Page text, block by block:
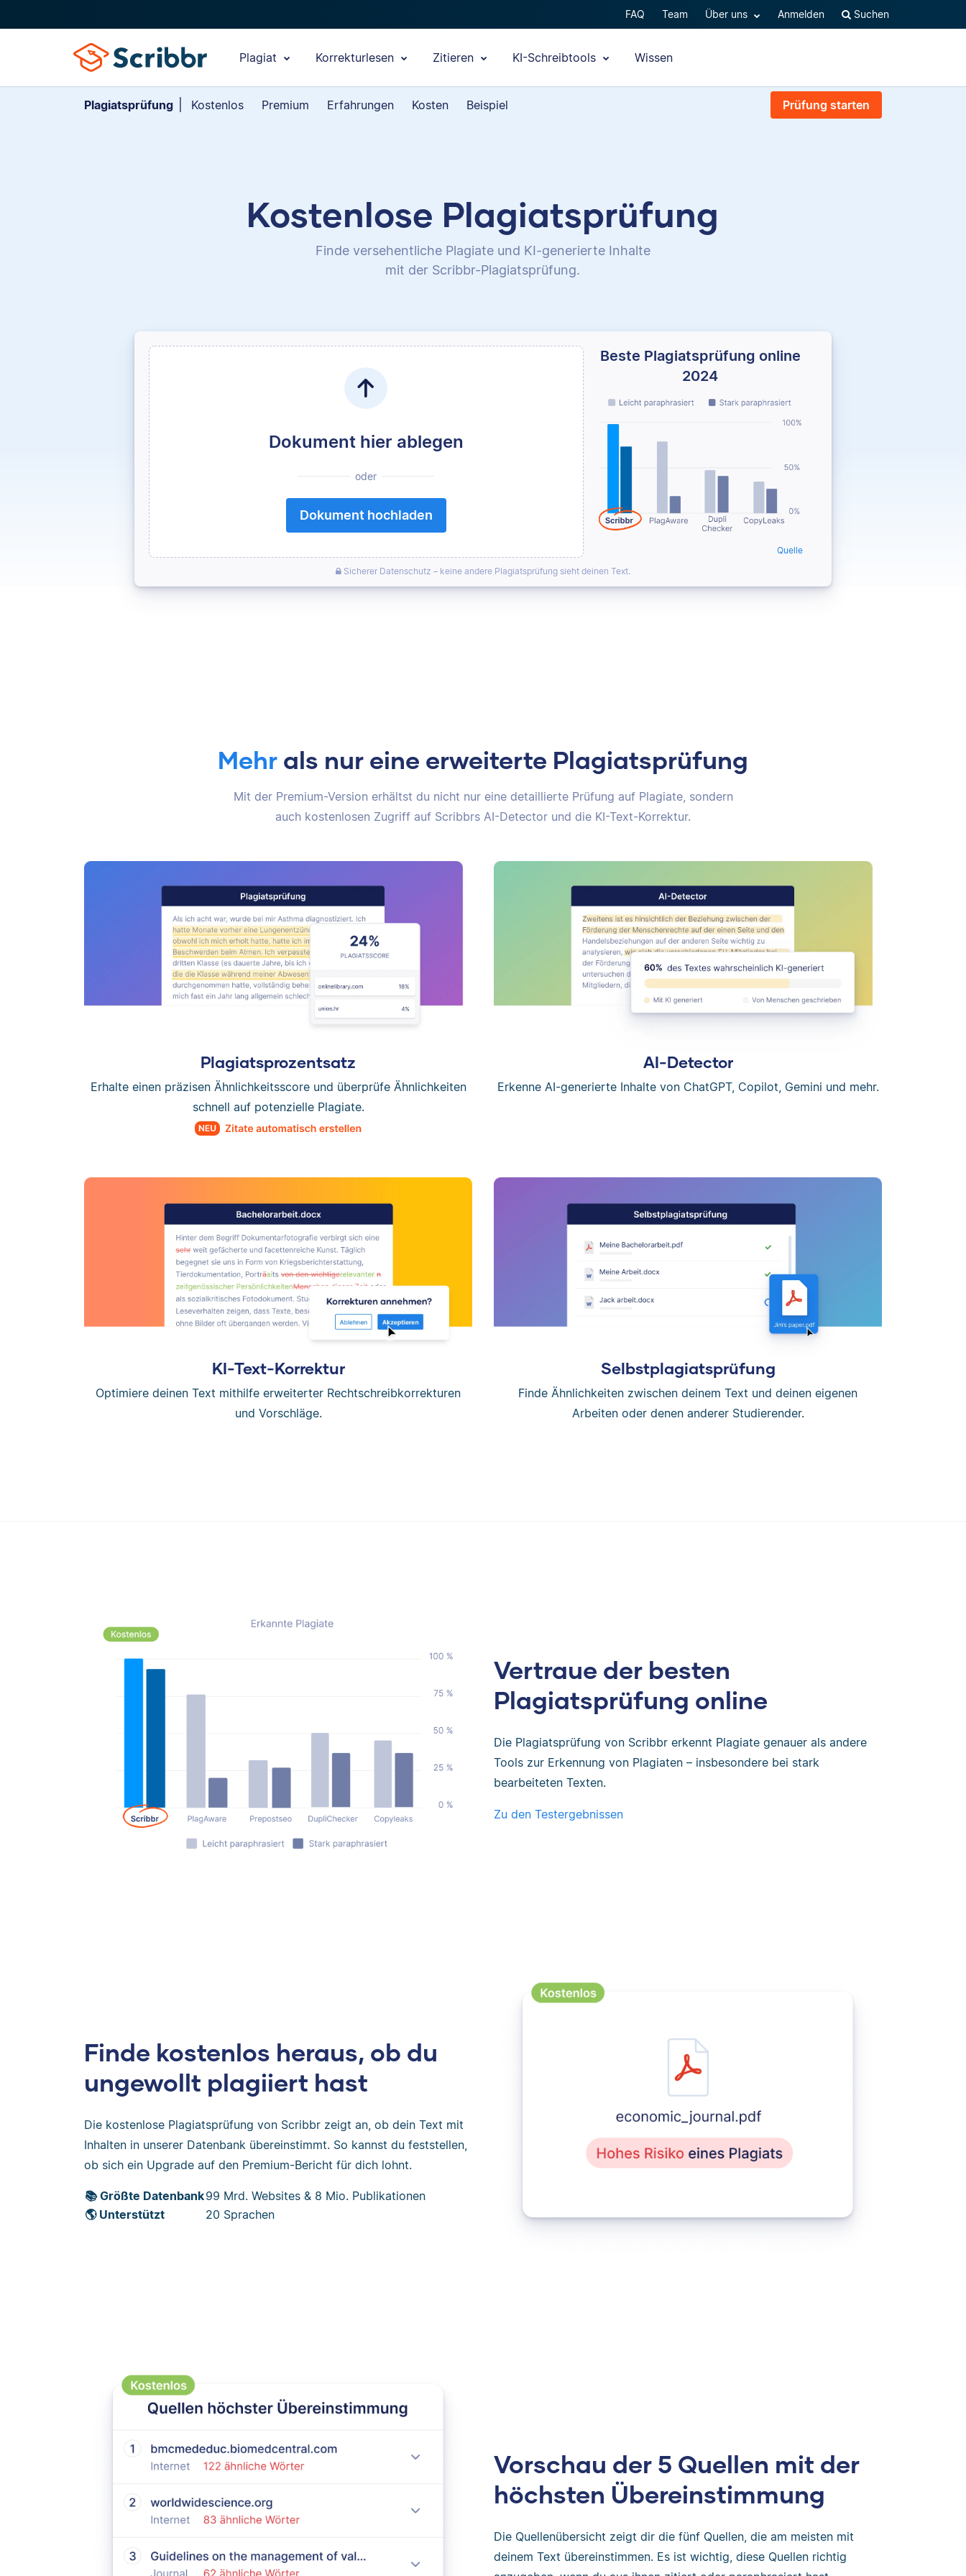
FAQ Team Über uns Anmelden Suchen
Plagiat Korrekturlesen Zitieren KI-Schreibtools Wissen
Plagiatsprüfung Kostenlos Premium Erfahrungen Kosten Beispiel Prüfung starten
Kostenlose Plagiatsprüfung
Finde versehentliche Plagiate und KI-generierte Inhalte
mit der Scribbr-Plagiatsprüfung.
Dokument hier ablegen
oder
Dokument hochladen
Beste Plagiatsprüfung online
2024
Quelle
Sicherer Datenschutz – keine andere Plagiatsprüfung sieht deinen Text.
Mehr als nur eine erweiterte Plagiatsprüfung
Mit der Premium-Version erhältst du nicht nur eine detaillierte Prüfung auf Plagiate, sondern
auch kostenlosen Zugriff auf Scribbrs AI-Detector und die KI-Text-Korrektur.
Plagiatsprozentsatz
Erhalte einen präzisen Ähnlichkeitsscore und überprüfe Ähnlichkeiten
schnell auf potenzielle Plagiate.
AI-Detector
Erkenne AI-generierte Inhalte von ChatGPT, Copilot, Gemini und mehr.
KI-Text-Korrektur
Optimiere deinen Text mithilfe erweiterter Rechtschreibkorrekturen
und Vorschläge.
Selbstplagiatsprüfung
Finde Ähnlichkeiten zwischen deinem Text und deinen eigenen
Arbeiten oder denen anderer Studierender.
Vertraue der besten
Plagiatsprüfung online
Die Plagiatsprüfung von Scribbr erkennt Plagiate genauer als andere
Tools zur Erkennung von Plagiaten – insbesondere bei stark
bearbeiteten Texten.
Zu den Testergebnissen
Finde kostenlos heraus, ob du
ungewollt plagiiert hast
Die kostenlose Plagiatsprüfung von Scribbr zeigt an, ob dein Text mit
Inhalten in unserer Datenbank übereinstimmt. So kannst du feststellen,
ob sich ein Upgrade auf den Premium-Bericht für dich lohnt.
📚 Größte Datenbank99 Mrd. Websites & 8 Mio. Publikationen
🌎 Unterstützt
20 Sprachen
Vorschau der 5 Quellen mit der
höchsten Übereinstimmung
Die Quellenübersicht zeigt dir die fünf Quellen, die am meisten mit
deinem Text übereinstimmen. Es ist wichtig, diese Quellen richtig